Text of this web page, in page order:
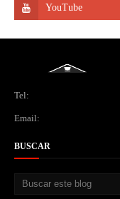
Tel:
Email:
BUSCAR